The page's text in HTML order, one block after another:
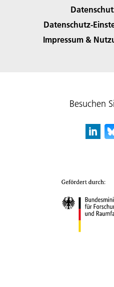
Datenschutz-
Impressum &
Besuchen